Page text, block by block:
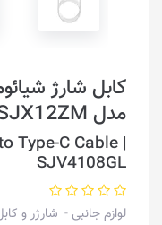
مدل Mi SJX12ZM
Type-C Cable |
SJV4108GL
لوازم جانبی شارژر و